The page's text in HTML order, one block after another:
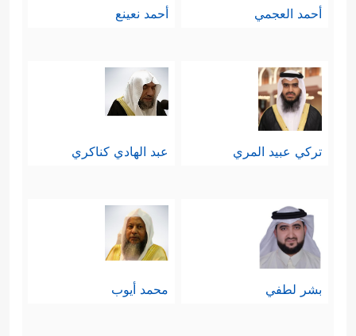
أحمد العجمي أحمد نعينع
تركي عبيد المري عبد الهادي كناكري
بشر لطفي محمد أيوب